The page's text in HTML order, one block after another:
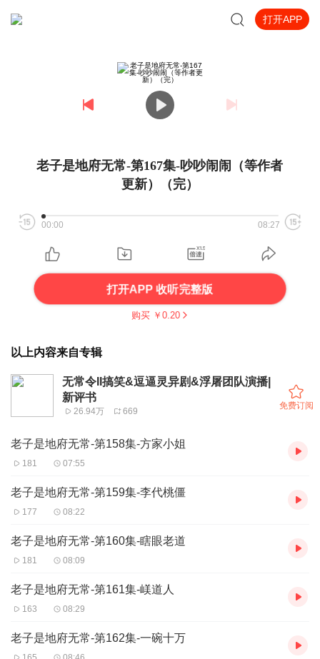
打开APP
老子是地府无常-第167集-吵吵闹闹（等作者
更新）（完）
00:00 08:27
打开APP 收听完整版
购买 ￥ 0.20
以上内容来自专辑
无常令II搞笑&逗逼灵异剧&浮屠团队演播|
新评书
26.94万 669
免费订阅
老子是地府无常-第158集-方家小姐
181 07:55
老子是地府无常-第159集-李代桃僵
177 08:22
老子是地府无常-第160集-瞎眼老道
181 08:09
老子是地府无常-第161集-嵄道人
163 08:29
老子是地府无常-第162集-一碗十万